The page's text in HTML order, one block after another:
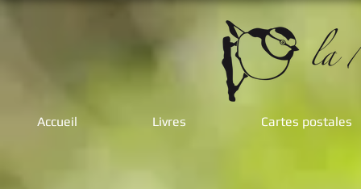
Accueil Livres Cartes postales